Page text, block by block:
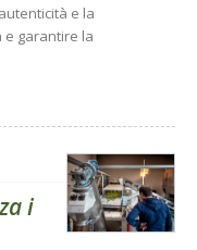
e la
e garantire la
i